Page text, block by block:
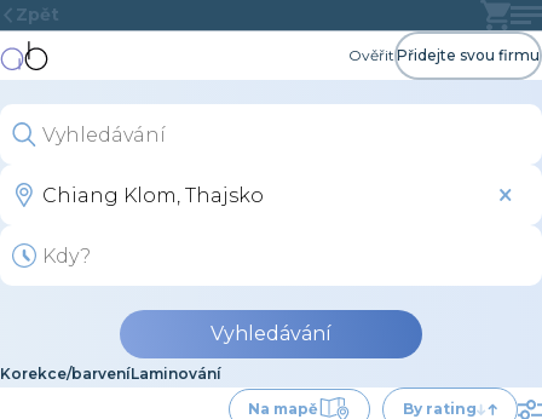
Zpět
Ověřit Přidejte svou firmu
Vyhledávání
Korekce/barveníLaminování
Na mapě
By rating